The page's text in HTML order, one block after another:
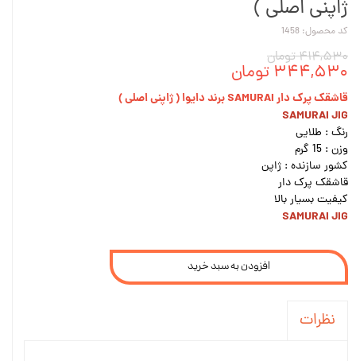
ژاپنی اصلی )
کد محصول: 1458
۴۱۴,۵۳۰ تومان
۳۴۴,۵۳۰ تومان
قاشقک پرک دار SAMURAI برند دایوا ( ژاپنی اصلی )
SAMURAI JIG
رنگ : طلایی
وزن : 15 گرم
کشور سازنده : ژاپن
قاشقک پرک دار
کیفیت بسیار بالا
SAMURAI JIG
افزودن به سبد خرید
نظرات